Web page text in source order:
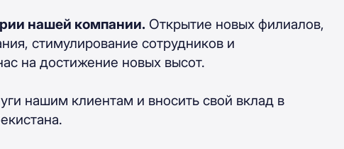
нашей компании. Открытие новых филиалов,
стимулирование сотрудников и
на достижение новых высот.
нашим клиентам и вносить свой вклад в